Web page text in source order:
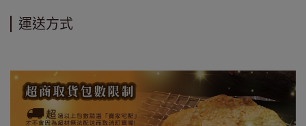
運送方式